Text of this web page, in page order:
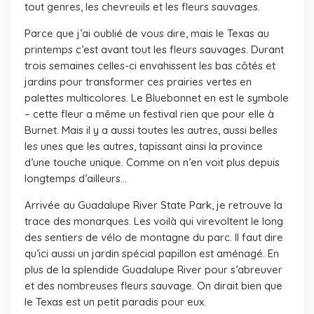
tout genres, les chevreuils et les fleurs sauvages.
Parce que j’ai oublié de vous dire, mais le Texas au
printemps c’est avant tout les fleurs sauvages. Durant
trois semaines celles-ci envahissent les bas côtés et
jardins pour transformer ces prairies vertes en
palettes multicolores. Le Bluebonnet en est le symbole
– cette fleur a même un festival rien que pour elle à
Burnet. Mais il y a aussi toutes les autres, aussi belles
les unes que les autres, tapissant ainsi la province
d’une touche unique. Comme on n’en voit plus depuis
longtemps d’ailleurs…
Arrivée au Guadalupe River State Park, je retrouve la
trace des monarques. Les voilà qui virevoltent le long
des sentiers de vélo de montagne du parc. Il faut dire
qu’ici aussi un jardin spécial papillon est aménagé. En
plus de la splendide Guadalupe River pour s’abreuver
et des nombreuses fleurs sauvage. On dirait bien que
le Texas est un petit paradis pour eux.